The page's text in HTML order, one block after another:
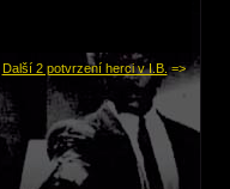
Další 2 potvrzení herci v I.B. =>